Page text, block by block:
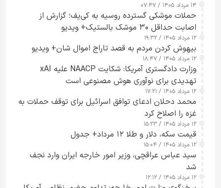
۱۴ مرداد ۱۴۰۵ / ۰۷:۴۷
حملات موشکی گسترده روسیه به کی‌یف؛ گزارش از
اصابت حداقل ۳۰ موشک بالستیک+ ویدیو
۱۲ مرداد ۱۴۰۵ / ۱۹:۳۲
بیهوش کردن مردم به قصد تاراج اموال شان+ ویدیو
۱۲ مرداد ۱۴۰۵ / ۱۸:۴۷
وزارت دادگستری آمریکا: شکایت NAACP علیه xAI
تهدیدی برای نوآوری هوش مصنوعی است
۱۲ مرداد ۱۴۰۵ / ۱۷:۲۱
محمد دحلان ادعای توافق اسرائیل برای توقف حملات به
غزه را اصلاح کرد
۱۲ مرداد ۱۴۰۵ / ۱۵:۲۳
قیمت سکه، دلار و طلا ۱۲ مرداد+ جدول
۱۲ مرداد ۱۴۰۵ / ۱۵:۰۴
سید عباس عراقچی، وزیر امور خارجه ایران وارد نجف
شد
۱۲ مرداد ۱۴۰۵ / ۱۲:۱۲